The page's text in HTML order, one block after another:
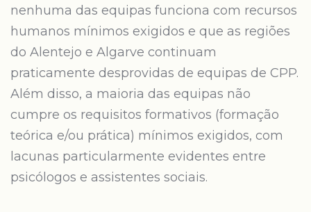
nenhuma das equipas funciona com recursos
humanos mínimos exigidos e que as regiões
do Alentejo e Algarve continuam
praticamente desprovidas de equipas de CPP.
Além disso, a maioria das equipas não
cumpre os requisitos formativos (formação
teórica e/ou prática) mínimos exigidos, com
lacunas particularmente evidentes entre
psicólogos e assistentes sociais.